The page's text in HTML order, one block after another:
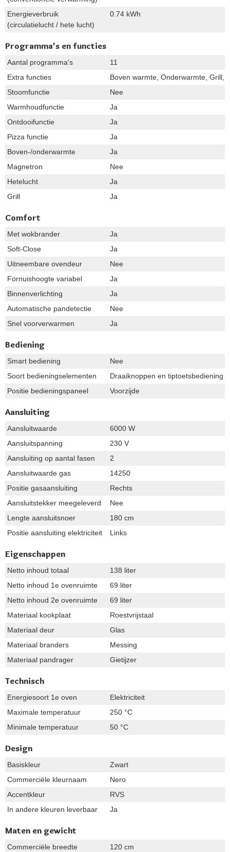
Energieverbruik
(circulatielucht / hete lucht)
0.74 kWh
Programma's en functies
Aantal programma's
11
Extra functies
Boven warmte, Onderwarmte, Grill,
Stoomfunctie
Nee
Warmhoudfunctie
Ja
Ontdooifunctie
Ja
Pizza functie
Ja
Boven-/onderwarmte
Ja
Magnetron
Nee
Hetelucht
Ja
Grill
Ja
Comfort
Met wokbrander
Ja
Soft-Close
Ja
Uitneembare ovendeur
Nee
Fornuishoogte variabel
Ja
Binnenverlichting
Ja
Automatische pandetectie
Nee
Snel voorverwarmen
Ja
Bediening
Smart bediening
Nee
Soort bedieningselementen
Draaiknoppen en tiptoetsbediening
Positie bedieningspaneel
Voorzijde
Aansluiting
Aansluitwaarde
6000 W
Aansluitspanning
230 V
Aansluiting op aantal fasen
2
Aansluitwaarde gas
14250
Positie gasaansluiting
Rechts
Aansluitstekker meegeleverd
Nee
Lengte aansluitsnoer
180 cm
Positie aansluiting elektriciteit
Links
Eigenschappen
Netto inhoud totaal
138 liter
Netto inhoud 1e ovenruimte
69 liter
Netto inhoud 2e ovenruimte
69 liter
Materiaal kookplaat
Roestvrijstaal
Materiaal deur
Glas
Materiaal branders
Messing
Materiaal pandrager
Gietijzer
Technisch
Energiesoort 1e oven
Elektriciteit
Maximale temperatuur
250 °C
Minimale temperatuur
50 °C
Design
Basiskleur
Zwart
Commerciële kleurnaam
Nero
Accentkleur
RVS
In andere kleuren leverbaar
Ja
Maten en gewicht
Commerciële breedte
120 cm